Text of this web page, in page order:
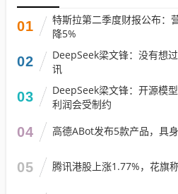
01
特斯拉第二季度财报公布：
降5%
02
DeepSeek梁文锋：没有想
讯
03
DeepSeek梁文锋：开源模
利润会受制约
04 高德ABot发布5款产品，具
05 腾讯港股上涨1.77%，花旗